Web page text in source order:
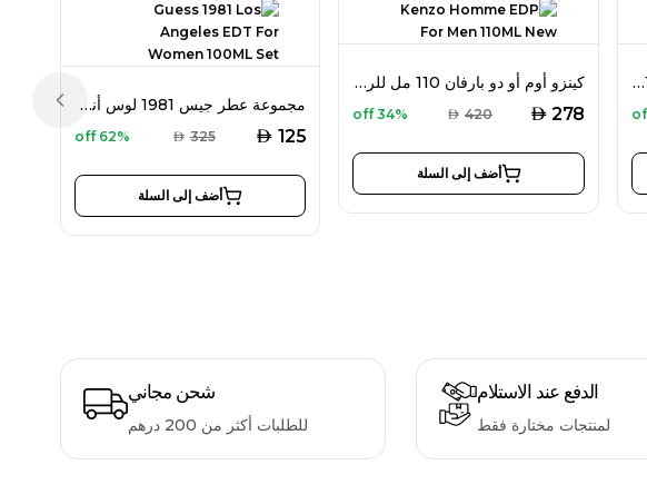
مجموعة عطر جيس 1981 لوس أنجلس أو دو تواليت 100 مل للنساء
AED 125
AED 325
62% off
أضف إلى السلة
كينزو أوم أو دو بارفان 110 مل للرجال جديد
AED 278
AED 420
34% off
أضف إلى السلة
لاليك إنكري نوار أو دو تواليت 100 مل للرجال
Previous slide
شحن مجاني
للطلبات أكثر من 200 درهم
الدفع عند الاستلام
لمنتجات مختارة فقط